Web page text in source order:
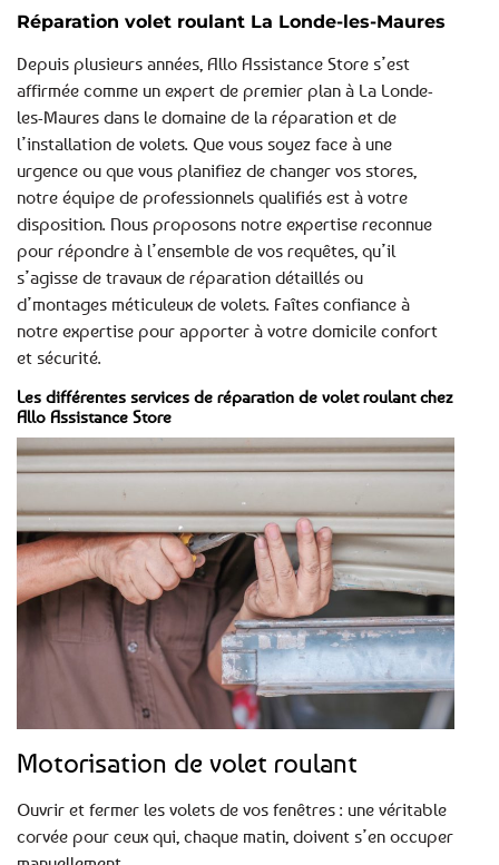
Réparation volet roulant La Londe-les-Maures
Depuis plusieurs années, Allo Assistance Store s’est
affirmée comme un expert de premier plan à La Londe-
les-Maures dans le domaine de la réparation et de
l’installation de volets. Que vous soyez face à une
urgence ou que vous planifiez de changer vos stores,
notre équipe de professionnels qualifiés est à votre
disposition. Nous proposons notre expertise reconnue
pour répondre à l’ensemble de vos requêtes, qu’il
s’agisse de travaux de réparation détaillés ou
d’montages méticuleux de volets. Faîtes confiance à
notre expertise pour apporter à votre domicile confort
et sécurité.
Les différentes services de réparation de volet roulant chez
Allo Assistance Store
Motorisation de volet roulant
Ouvrir et fermer les volets de vos fenêtres : une véritable
corvée pour ceux qui, chaque matin, doivent s’en occuper